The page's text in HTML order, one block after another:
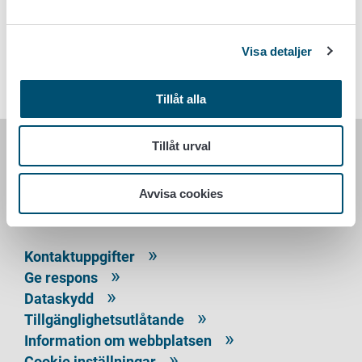
Visa detaljer
Tillåt alla
Tillåt urval
Avvisa cookies
Godtagbart dagligt maximalt intag (ADI)
LIVSMEDELSVERKET
Kontaktuppgifter
Ge respons
Dataskydd
Tillgänglighetsutlåtande
Information om webbplatsen